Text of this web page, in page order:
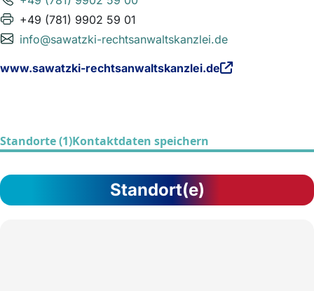
+49 (781) 9902 59 01
info@sawatzki-rechtsanwaltskanzlei.de
www.sawatzki-rechtsanwaltskanzlei.de
Standorte (1)Kontaktdaten speichern
Standort(e)